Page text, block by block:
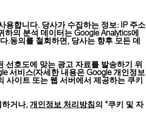
과정을 소개합니다.
용합니다. 당사가 수집하는 정보: IP 주소
의 분석 데이터는 Google Analytics에
.동의를 철회하면, 당사는 향후 모든 데
선호도에 맞는 광고 자료를 발송하기 위
서비스(자세한 내용은 Google 개인정보
사이트 또는 웹 서버에서 제공하는 쿠키
거나, 개인정보 처리방침의 "쿠키 및 자